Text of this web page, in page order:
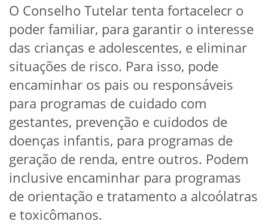
O Conselho Tutelar tenta fortacelecr o
poder familiar, para garantir o interesse
das crianças e adolescentes, e eliminar
situações de risco. Para isso, pode
encaminhar os pais ou responsáveis
para programas de cuidado com
gestantes, prevenção e cuidodos de
doenças infantis, para programas de
geração de renda, entre outros. Podem
inclusive encaminhar para programas
de orientação e tratamento a alcoólatras
e toxicômanos.